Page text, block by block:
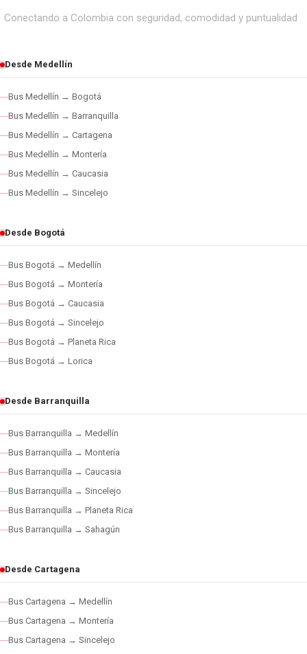
Conectando a Colombia con seguridad, comodidad y puntualidad
Desde Medellín
Bus Medellín → Bogotá
Bus Medellín → Barranquilla
Bus Medellín → Cartagena
Bus Medellín → Montería
Bus Medellín → Caucasia
Bus Medellín → Sincelejo
Desde Bogotá
Bus Bogotá → Medellín
Bus Bogotá → Montería
Bus Bogotá → Caucasia
Bus Bogotá → Sincelejo
Bus Bogotá → Planeta Rica
Bus Bogotá → Lorica
Desde Barranquilla
Bus Barranquilla → Medellín
Bus Barranquilla → Montería
Bus Barranquilla → Caucasia
Bus Barranquilla → Sincelejo
Bus Barranquilla → Planeta Rica
Bus Barranquilla → Sahagún
Desde Cartagena
Bus Cartagena → Medellín
Bus Cartagena → Montería
Bus Cartagena → Sincelejo